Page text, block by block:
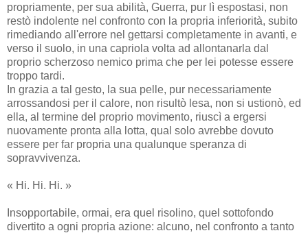
propriamente, per sua abilità, Guerra, pur lì espostasi, non
restò indolente nel confronto con la propria inferiorità, subito
rimediando all'errore nel gettarsi completamente in avanti, e
verso il suolo, in una capriola volta ad allontanarla dal
proprio scherzoso nemico prima che per lei potesse essere
troppo tardi.
In grazia a tal gesto, la sua pelle, pur necessariamente
arrossandosi per il calore, non risultò lesa, non si ustionò, ed
ella, al termine del proprio movimento, riuscì a ergersi
nuovamente pronta alla lotta, qual solo avrebbe dovuto
essere per far propria una qualunque speranza di
sopravvivenza.
« Hi. Hi. Hi. »
Insopportabile, ormai, era quel risolino, quel sottofondo
divertito a ogni propria azione: alcuno, nel confronto a tanto